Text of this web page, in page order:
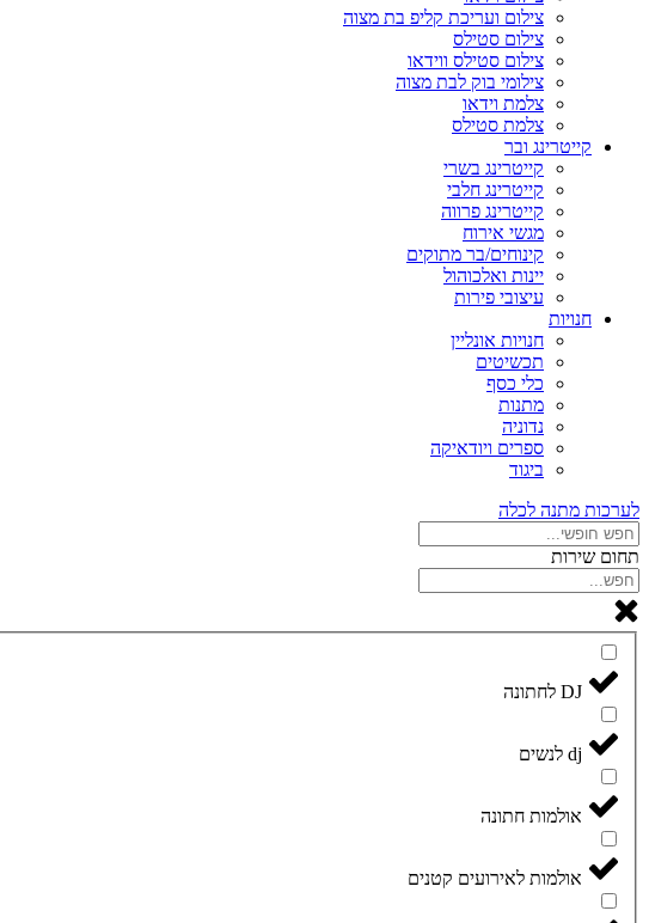
צילום ועריכת קליפ בת מצוה
צילום סטילס
צילום סטילס ווידאו
צילומי בוק לבת מצוה
צלמת וידאו
צלמת סטילס
קייטרינג ובר
קייטרינג בשרי
קייטרינג חלבי
קייטרינג פרווה
מגשי אירוח
קינוחים/בר מתוקים
יינות ואלכוהול
עיצובי פירות
חנויות
חנויות אונליין
תכשיטים
כלי כסף
מתנות
נדוניה
ספרים ויודאיקה
ביגוד
לערכות מתנה לכלה
תחום שירות
DJ לחתונה
dj לנשים
אולמות חתונה
אולמות לאירועים קטנים